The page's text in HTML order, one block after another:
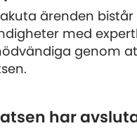
ärenden
med
genom
har